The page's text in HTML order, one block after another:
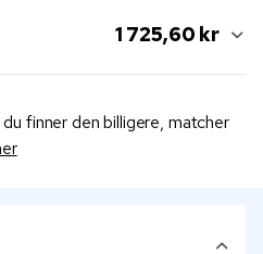
1 725,60 kr
finner den billigere, matcher